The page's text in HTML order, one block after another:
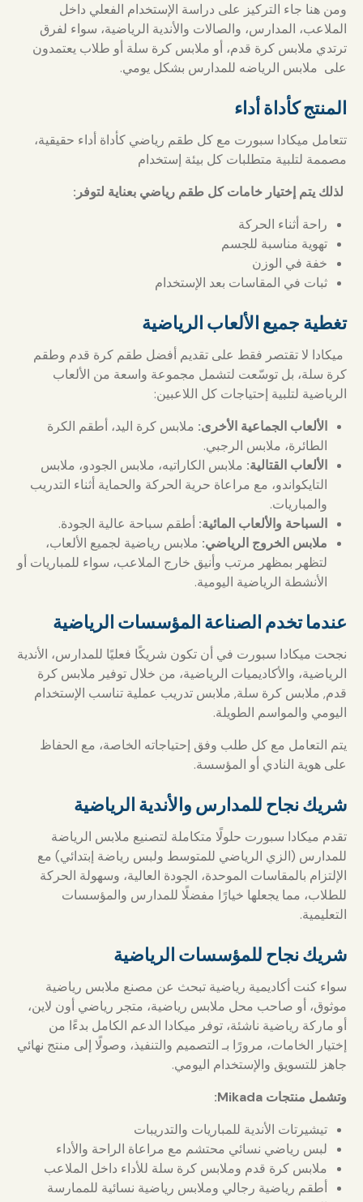
ومن هنا جاء التركيز على دراسة الإستخدام الفعلي داخل
الملاعب، المدارس، والصالات والأندية الرياضية، سواء لفرق
ترتدي ملابس كرة قدم، أو ملابس كرة سلة أو طلاب يعتمدون
على ملابس الرياضه للمدارس بشكل يومي.
المنتج كأداة أداء
تتعامل ميكادا سبورت مع كل طقم رياضي كأداة أداء حقيقية،
مصممة لتلبية متطلبات كل بيئة إستخدام
لذلك يتم إختيار خامات كل طقم رياضي بعناية لتوفر:
راحة أثناء الحركة
تهوية مناسبة للجسم
خفة في الوزن
ثبات في المقاسات بعد الإستخدام
تغطية جميع الألعاب الرياضية
ميكادا لا تقتصر فقط على تقديم أفضل طقم كرة قدم وطقم
كرة سلة، بل توسّعت لتشمل مجموعة واسعة من الألعاب
الرياضية لتلبية إحتياجات كل اللاعبين:
الألعاب الجماعية الأخرى: ملابس كرة اليد، أطقم الكرة
الطائرة، ملابس الرجبي.
الألعاب القتالية: ملابس الكاراتيه، ملابس الجودو، ملابس
التايكواندو، مع مراعاة حرية الحركة والحماية أثناء التدريب
والمباريات.
السباحة والألعاب المائية: أطقم سباحة عالية الجودة.
ملابس الخروج الرياضي: ملابس رياضية لجميع الألعاب،
لتظهر بمظهر مرتب وأنيق خارج الملاعب، سواء للمباريات أو
الأنشطة الرياضية اليومية.
عندما تخدم الصناعة المؤسسات الرياضية
نجحت ميكادا سبورت في أن تكون شريكًا فعليًا للمدارس، الأندية
الرياضية، والأكاديميات الرياضية، من خلال توفير ملابس كرة
قدم, ملابس كرة سلة, ملابس تدريب عملية تناسب الإستخدام
اليومي والمواسم الطويلة.
يتم التعامل مع كل طلب وفق إحتياجاته الخاصة، مع الحفاظ
على هوية النادي أو المؤسسة.
شريك نجاح للمدارس والأندية الرياضية
تقدم ميكادا سبورت حلولًا متكاملة لتصنيع ملابس الرياضة
للمدارس (الزي الرياضي للمتوسط ولبس رياضة إبتدائي) مع
الإلتزام بالمقاسات الموحدة، الجودة العالية، وسهولة الحركة
للطلاب، مما يجعلها خيارًا مفضلًا للمدارس والمؤسسات
التعليمية.
شريك نجاح للمؤسسات الرياضية
سواء كنت أكاديمية رياضية تبحث عن مصنع ملابس رياضية
موثوق، أو صاحب محل ملابس رياضية، متجر رياضي أون لاين،
أو ماركة رياضية ناشئة، توفر ميكادا الدعم الكامل بدءًا من
إختيار الخامات، مرورًا بـ التصميم والتنفيذ، وصولًا إلى منتج نهائي
جاهز للتسويق والإستخدام اليومي.
وتشمل منتجات Mikada:
تيشيرتات الأندية للمباريات والتدريبات
لبس رياضي نسائي محتشم مع مراعاة الراحة والأداء
ملابس كرة قدم وملابس كرة سلة للأداء داخل الملاعب
أطقم رياضية رجالي وملابس رياضية نسائية للممارسة